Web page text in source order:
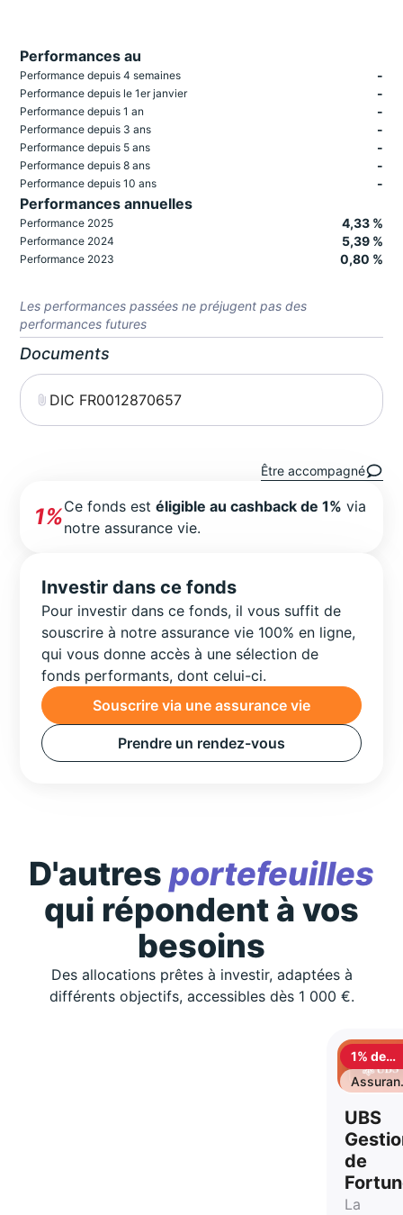
Performances au
Performance depuis 4 semaines -
Performance depuis le 1er janvier -
Performance depuis 1 an -
Performance depuis 3 ans -
Performance depuis 5 ans -
Performance depuis 8 ans -
Performance depuis 10 ans -
Performances annuelles
Performance 2025 4,33 %
Performance 2024 5,39 %
Performance 2023 0,80 %
Les performances passées ne préjugent pas des
performances futures
Documents
DIC FR0012870657
Être accompagné
1%Ce fonds estéligible au cashback de 1% via
notre assurance vie.
Investir dans ce fonds
Pour investir dans ce fonds, il vous suffit de
souscrire à notre assurance vie 100% en ligne,
qui vous donne accès à une sélection de
fonds performants, dont celui-ci.
Souscrire via une assurance vie
Prendre un rendez-vous
D'autres portefeuilles
qui répondent à vos
besoins
Des allocations prêtes à investir, adaptées à
différents objectifs, accessibles dès 1 000 €.
1% de
UBS
de
La